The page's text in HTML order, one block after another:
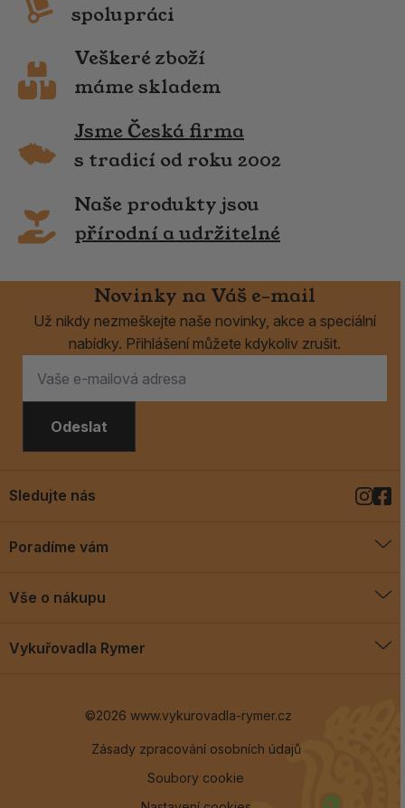
spolupráci
Veškeré zboží
máme skladem
Jsme Česká firma
s tradicí od roku 2002
Naše produkty jsou
přírodní a udržitelné
Novinky na Váš e-mail
Už nikdy nezmeškejte naše novinky, akce a speciální
nabídky. Přihlášení můžete kdykoliv zrušit.
Odeslat
Poradíme vám
Blog
Vše o nákupu
Vykuřovadla Rymer
Sledujte nás
©2026 www.vykurovadla-rymer.cz
Zásady zpracování osobních údajů
Soubory cookie